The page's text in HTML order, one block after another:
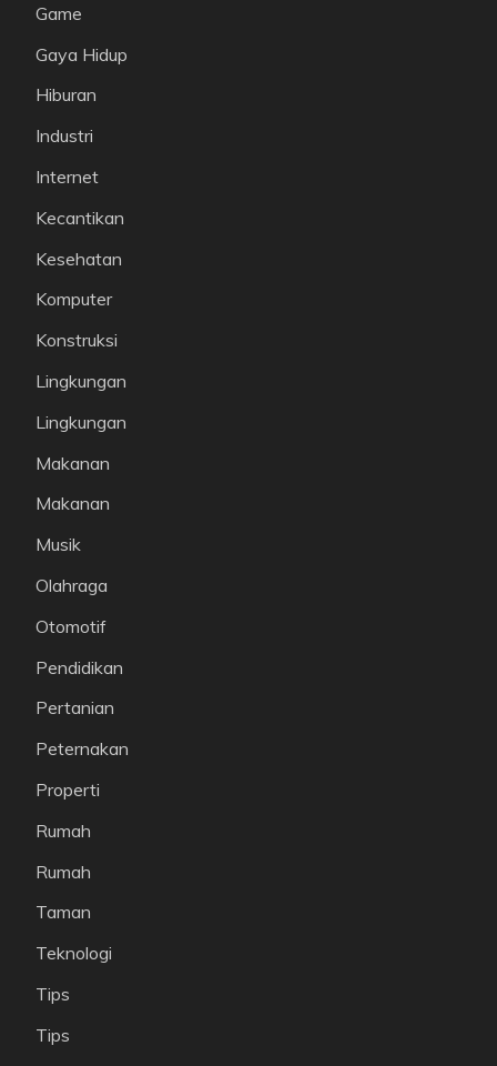
Game
Gaya Hidup
Hiburan
Industri
Internet
Kecantikan
Kesehatan
Komputer
Konstruksi
Lingkungan
Lingkungan
Makanan
Makanan
Musik
Olahraga
Otomotif
Pendidikan
Pertanian
Peternakan
Properti
Rumah
Rumah
Taman
Teknologi
Tips
Tips